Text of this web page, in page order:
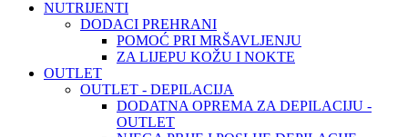
NUTRIJENTI
DODACI PREHRANI
POMOĆ PRI MRŠAVLJENJU
ZA LIJEPU KOŽU I NOKTE
OUTLET
OUTLET - DEPILACIJA
DODATNA OPREMA ZA DEPILACIJU -
OUTLET